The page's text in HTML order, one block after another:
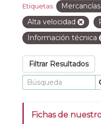
Etiquetas: Mercancías
Alta velocidad
Información técnica
Filtrar Resultados
Fichas de